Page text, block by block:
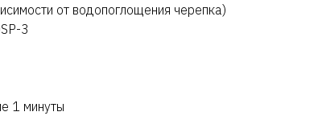
от водопоглощения черепка)
3
1 минуты